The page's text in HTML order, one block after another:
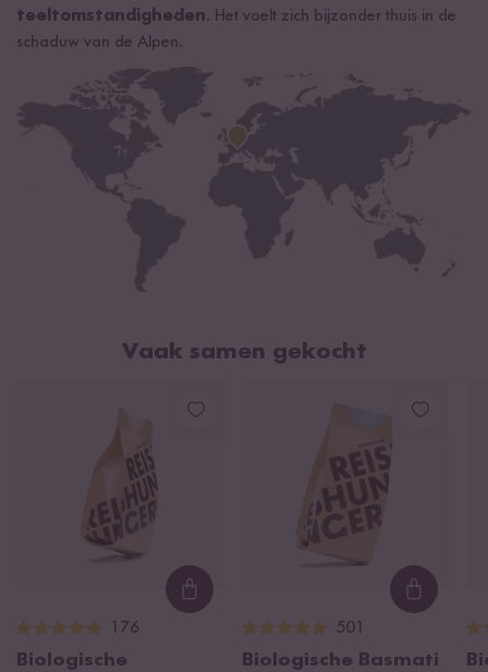
Eiwitten 6,5 g
teeltomstandigheden. Het voelt zich bijzonder thuis in de
schaduw van de Alpen.
Vaak samen gekocht
Loading...
176
Biologische
501
Biologische Basmati